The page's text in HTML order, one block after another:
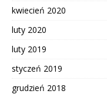
kwiecień 2020
luty 2020
luty 2019
styczeń 2019
grudzień 2018